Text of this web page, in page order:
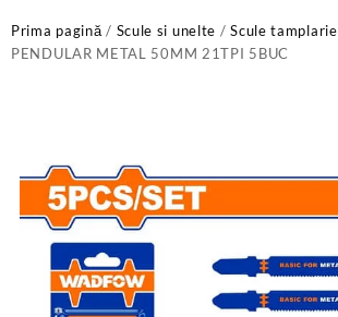
Prima pagină/ Scule si unelte /Scule tamplarie
PENDULAR METAL 50MM 21TPI 5BUC